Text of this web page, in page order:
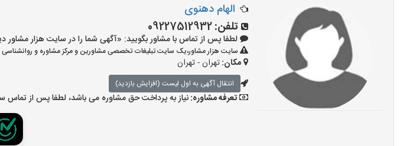
الهام دهنوی
تلفن:09227512932
لطفا پس از تماس با مشاور بگویید: «آگهی شما را در سایت هزار مشاور دیده ام و کد
سایت هزار مشاور،یک سایت تبلیغات تخصصی مشاورین و مرکز مشاوره و
مکان:تهران - تهران
انتقال آگهی به اول لیست (افزایش بازدید)
تعرفه مشاوره:نیاز به پرداخت حق مشاوره می باشد، لطفا پس از تماس